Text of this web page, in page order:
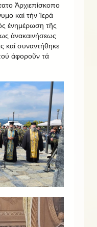
Ἀρχιεπίσκοπο
καί τήν Ἱερά
ἐνημέρωση τῆς
ἀνακαινήσεως
καί συναντήθηκε
ἀφοροῦν τά